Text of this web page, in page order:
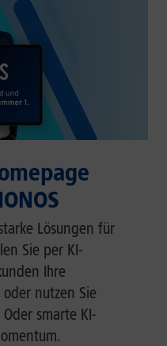
Lösungen für
Sie per KI-
Ihre
nutzen Sie
Oder smarte KI-